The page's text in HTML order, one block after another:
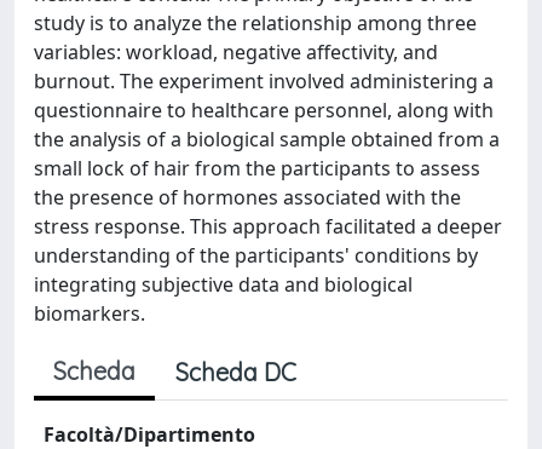
study is to analyze the relationship among three
variables: workload, negative affectivity, and
burnout. The experiment involved administering a
questionnaire to healthcare personnel, along with
the analysis of a biological sample obtained from a
small lock of hair from the participants to assess
the presence of hormones associated with the
stress response. This approach facilitated a deeper
understanding of the participants' conditions by
integrating subjective data and biological
biomarkers.
Scheda Scheda DC
Facoltà/Dipartimento